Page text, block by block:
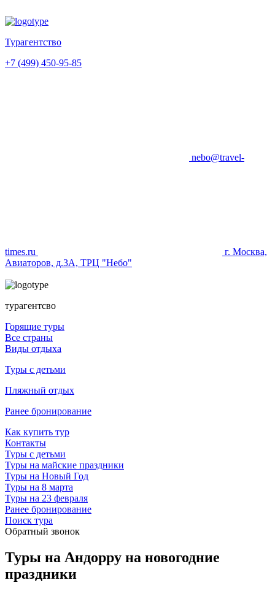
Турагентство
+7 (499) 450-95-85
nebo@travel-
times.ru
г. Москва,
Авиаторов, д.3А, ТРЦ "Небо"
турагентсво
Горящие туры
Все страны
Виды отдыха
Туры с детьми
Пляжный отдых
Ранее бронирование
Как купить тур
Контакты
Туры с детьми
Туры на майские праздники
Туры на Новый Год
Туры на 8 марта
Туры на 23 февраля
Ранее бронирование
Поиск тура
Обратный звонок
Туры на Андорру на новогодние
праздники